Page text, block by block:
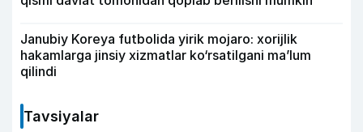
Janubiy Koreya futbolida yirik mojaro: xorijlik
hakamlarga jinsiy xizmatlar ko‘rsatilgani ma’lum
qilindi
Tavsiyalar